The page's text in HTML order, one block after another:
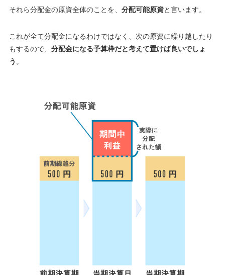
それら分配金の原資全体のことを、 分配可能原資と言います。
これが全て分配金になるわけではなく、次の原資に繰り越したり
もするので、 分配金になる予算枠だと考えて置けば良いでしょ
う 。